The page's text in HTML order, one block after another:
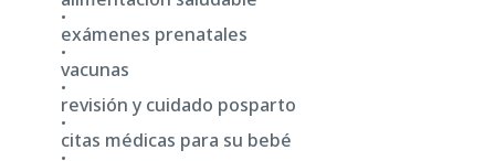
exámenes prenatales
vacunas
revisión y cuidado posparto
citas médicas para su bebé